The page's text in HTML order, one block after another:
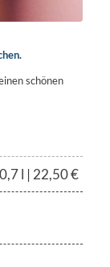
schönen
0,7 l | 22,50 €